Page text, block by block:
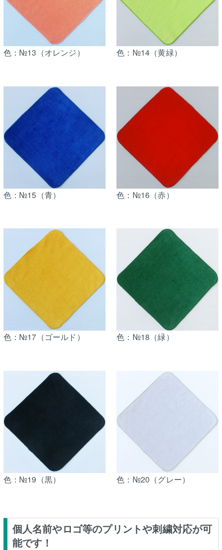
色：№13（オレンジ） 色：№14（黄緑）
色：№15（青） 色：№16（赤）
色：№17（ゴールド） 色：№18（緑）
色：№19（黒） 色：№20（グレー）
個人名前やロゴ等のプリントや刺繍対応が可
能です！